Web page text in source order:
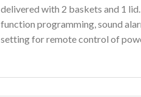
delivered with 2 baskets and 1
function programming, sound
setting for remote control of